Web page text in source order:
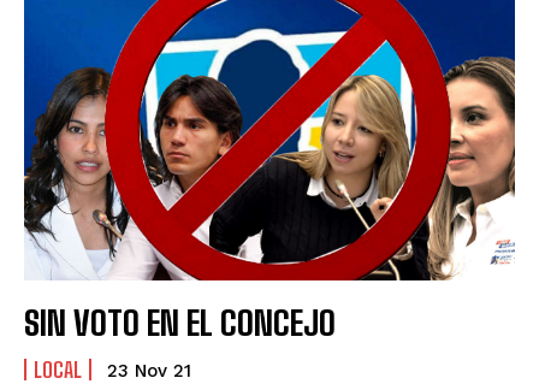
SIN VOTO EN EL CONCEJO
LOCAL 23 Nov 21